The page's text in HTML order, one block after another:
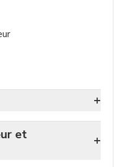
+
et
+